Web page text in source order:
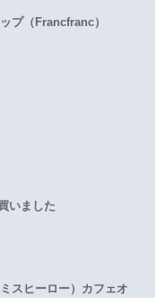
プ（Francfranc）
いました
スヒーロー）カフェオ